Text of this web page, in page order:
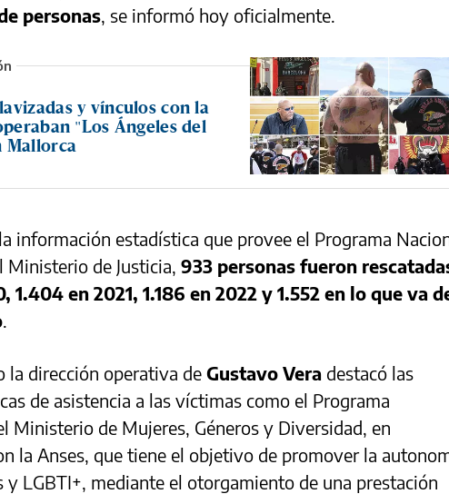
personas, se informó hoy oficialmente.
y vínculos con la
"Los Ángeles del
Mallorca
información estadística que provee el Programa
Ministerio de Justicia, 933 personas fueron
1.404 en 2021, 1.186 en 2022 y 1.552 en lo que va
.
la dirección operativa de Gustavo Vera destacó las
de asistencia a las víctimas como el Programa
Ministerio de Mujeres, Géneros y Diversidad, en
la Anses, que tiene el objetivo de promover la
y LGBTI+, mediante el otorgamiento de una prestación